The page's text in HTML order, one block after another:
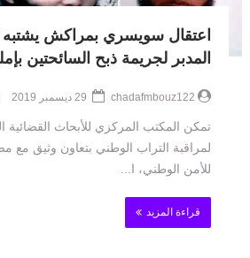
اعتقال سويسري بمراكش
المدبر لجريمة ذبح السائحتين
chadafmbouz122
تمكن المكتب المركزي للأبحاث القضائية
لمراقبة التراب الوطني بتعاون وثيق مع
للأمن الوطني، ا...
قراءة المزيد